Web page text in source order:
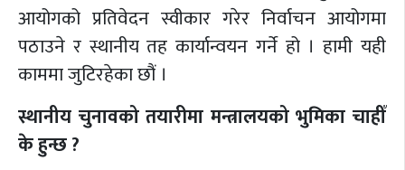
आयोगको प्रतिवेदन स्वीकार गरेर निर्वाचन आयोगमा
पठाउने र स्थानीय तह कार्यान्वयन गर्ने हो । हामी यही
काममा जुटिरहेका छौं ।
स्थानीय चुनावको तयारीमा मन्त्रालयको भुमिका चाहीँ
के हुन्छ ?